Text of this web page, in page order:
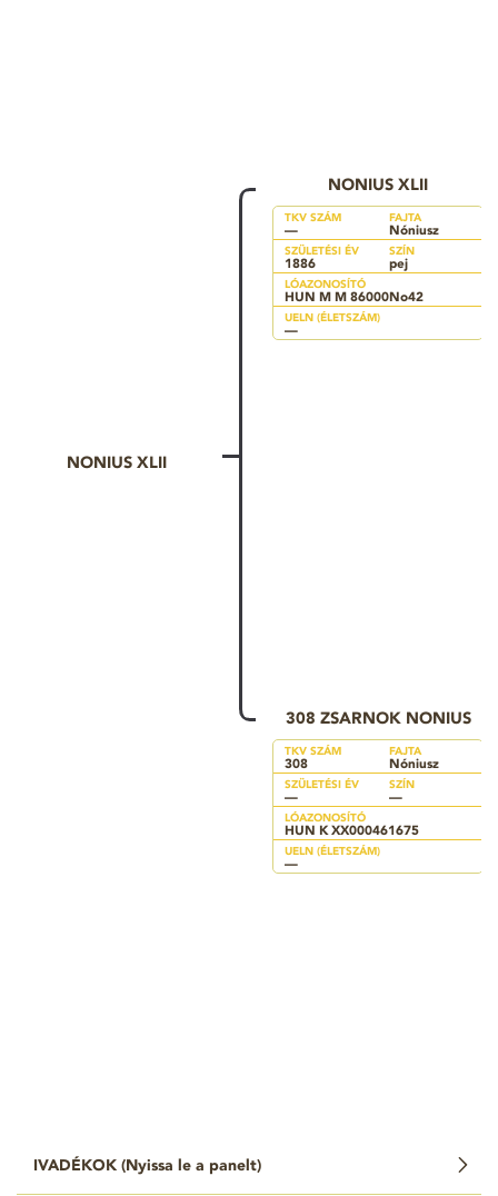
NONIUS XLII
NONIUS XLII
TKV SZÁM
—
FAJTA
Nóniusz
SZÜLETÉSI ÉV
1886
SZÍN
pej
LÓAZONOSÍTÓ
HUN M M 86000No42
UELN (ÉLETSZÁM)
—
308 ZSARNOK NONIUS
TKV SZÁM
308
FAJTA
Nóniusz
SZÜLETÉSI ÉV
—
SZÍN
—
LÓAZONOSÍTÓ
HUN K XX000461675
UELN (ÉLETSZÁM)
—
IVADÉKOK ( Nyissa le a panelt)